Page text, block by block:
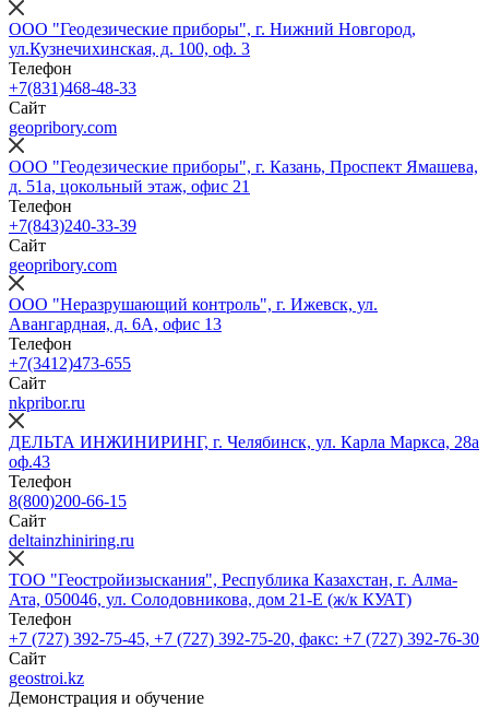
ООО "Геодезические приборы", г. Нижний Новгород,
ул.Кузнечихинская, д. 100, оф. 3
Телефон
+7(831)468-48-33
Сайт
geopribory.com
ООО "Геодезические приборы", г. Казань, Проспект Ямашева,
д. 51а, цокольный этаж, офис 21
Телефон
+7(843)240-33-39
Сайт
geopribory.com
ООО "Неразрушающий контроль", г. Ижевск, ул.
Авангардная, д. 6A, офис 13
Телефон
+7(3412)473-655
Сайт
nkpribor.ru
ДЕЛЬТА ИНЖИНИРИНГ, г. Челябинск, ул. Карла Маркса, 28а
оф.43
Телефон
8(800)200-66-15
Сайт
deltainzhiniring.ru
ТОО "Геостройизыскания", Республика Казахстан, г. Алма-
Ата, 050046, ул. Солодовникова, дом 21-Е (ж/к КУАТ)
Телефон
+7 (727) 392-75-45, +7 (727) 392-75-20, факс: +7 (727) 392-76-30
Сайт
geostroi.kz
Демонстрация и обучение